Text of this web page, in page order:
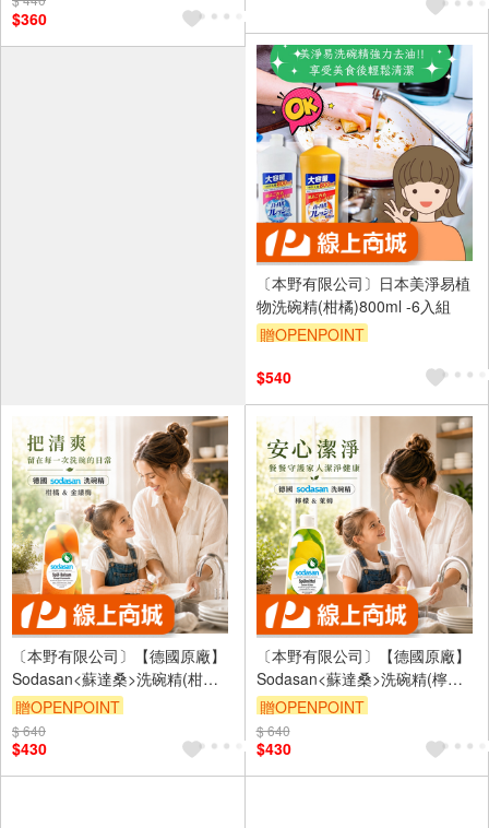
$360
〔本野有限公司〕日本美淨易植
物洗碗精(柑橘)800ml -6入組
贈OPENPOINT
$540
〔本野有限公司〕【德國原廠】
Sodasan<蘇達桑>洗碗精(柑橘&
金縷梅)1L -2入
贈OPENPOINT
$ 640
$430
〔本野有限公司〕【德國原廠】
Sodasan<蘇達桑>洗碗精(檸檬&
萊姆)1L -2入
贈OPENPOINT
$ 640
$430